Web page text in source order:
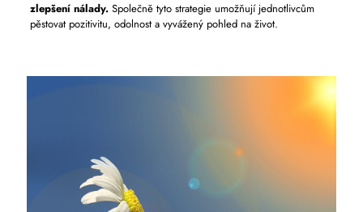
zlepšení nálady.Společně tyto strategie umožňují jednotlivcům
pěstovat pozitivitu, odolnost a vyvážený pohled na život.